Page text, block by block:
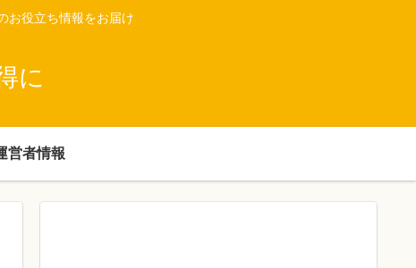
お役立ち情報をお届け
に
営者情報